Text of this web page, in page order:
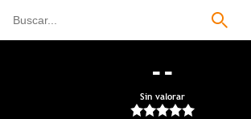
--
Sin valorar